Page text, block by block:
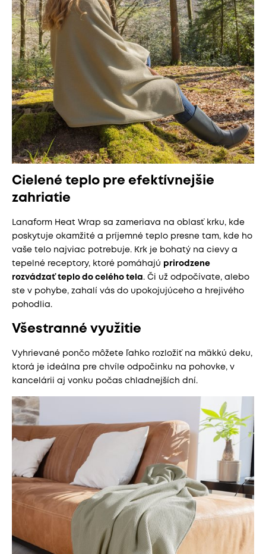
Cielené teplo pre efektívnejšie
zahriatie
Lanaform Heat Wrap sa zameriava na oblasť krku, kde
poskytuje okamžité a príjemné teplo presne tam, kde ho
vaše telo najviac potrebuje. Krk je bohatý na cievy a
tepelné receptory, ktoré pomáhajú prirodzene
rozvádzať teplo do celého tela. Či už odpočívate, alebo
ste v pohybe, zahalí vás do upokojujúceho a hrejivého
pohodlia.
Všestranné využitie
Vyhrievané pončo môžete ľahko rozložiť na mäkkú deku,
ktorá je ideálna pre chvíle odpočinku na pohovke, v
kancelárii aj vonku počas chladnejších dní.